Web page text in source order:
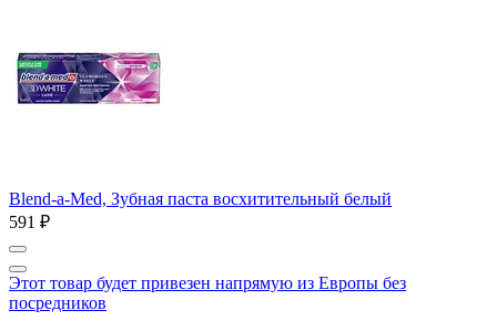
Blend-a-Med, Зубная паста восхитительный белый
591 ₽
Этот товар будет привезен напрямую из Европы без
посредников